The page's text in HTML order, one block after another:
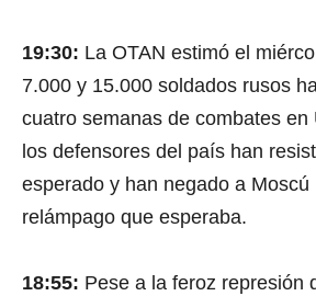
19:30: La OTAN estimó el
7.000 y 15.000 soldados rusos
cuatro semanas de combates en
los defensores del país han
esperado y han negado a Moscú
relámpago que esperaba.
18:55: Pese a la feroz represión